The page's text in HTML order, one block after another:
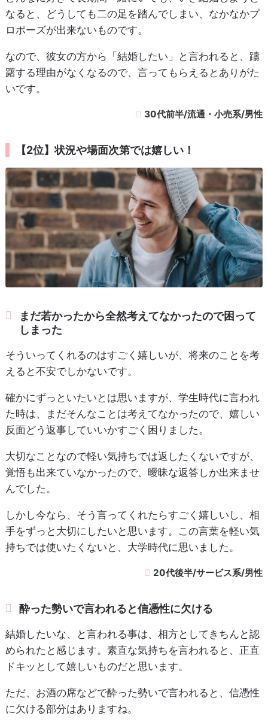
なると、どうしても二の足を踏んでしまい、なかなかプ
ロポーズが出来ないものです。
なので、彼女の方から「結婚したい」と言われると、躊
躇する理由がなくなるので、言ってもらえるとありがた
いです。
30代前半/流通・小売系/男性
【2位】状況や場面次第では嬉しい！
まだ若かったから全然考えてなかったので困って
しまった
そういってくれるのはすごく嬉しいが、将来のことを考
えると不安でしかないです。
確かにずっといたいとは思いますが、学生時代に言われ
た時は、まだそんなことは考えてなかったので、嬉しい
反面どう返事していいかすごく困りました。
大切なことなので軽い気持ちでは返したくないですが、
覚悟も出来ていなかったので、曖昧な返答しか出来ませ
んでした。
しかし今なら、そう言ってくれたらすごく嬉しいし、相
手をずっと大切にしたいと思います。この言葉を軽い気
持ちでは使いたくないと、大学時代に思いました。
20代後半/サービス系/男性
酔った勢いで言われると信憑性に欠ける
結婚したいな、と言われる事は、相方としてきちんと認
められたと感じます。素直な気持ちを言われると、正直
ドキッとして嬉しいものだと思います。
ただ、お酒の席などで酔った勢いで言われると、信憑性
に欠ける部分はありますね。